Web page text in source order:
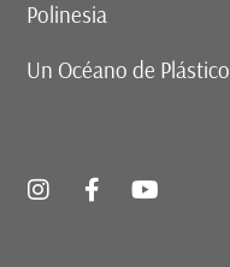
Polinesia
Un Océano de Plástico